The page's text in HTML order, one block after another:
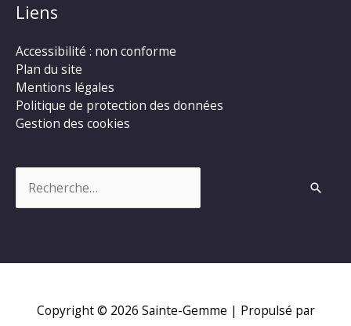
Liens
Accessibilité : non conforme
Plan du site
Mentions légales
Politique de protection des données
Gestion des cookies
Copyright © 2026 Sainte-Gemme | Propulsé par